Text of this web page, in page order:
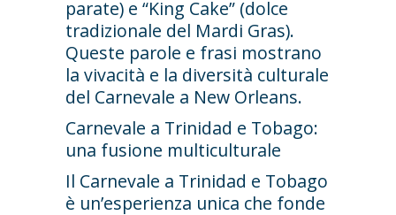
parate) e “King Cake” (dolce
tradizionale del Mardi Gras).
Queste parole e frasi mostrano
la vivacità e la diversità culturale
del Carnevale a New Orleans.
Carnevale a Trinidad e Tobago:
una fusione multiculturale
Il Carnevale a Trinidad e Tobago
è un’esperienza unica che fonde